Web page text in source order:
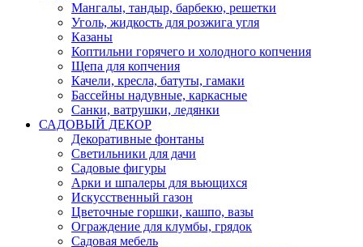
Мангалы, тандыр, барбекю, решетки
Уголь, жидкость для розжига угля
Казаны
Коптильни горячего и холодного копчения
Щепа для копчения
Качели, кресла, батуты, гамаки
Бассейны надувные, каркасные
Санки, ватрушки, ледянки
САДОВЫЙ ДЕКОР
Декоративные фонтаны
Светильники для дачи
Садовые фигуры
Арки и шпалеры для вьющихся
Искусственный газон
Цветочные горшки, кашпо, вазы
Ограждение для клумбы, грядок
Садовая мебель